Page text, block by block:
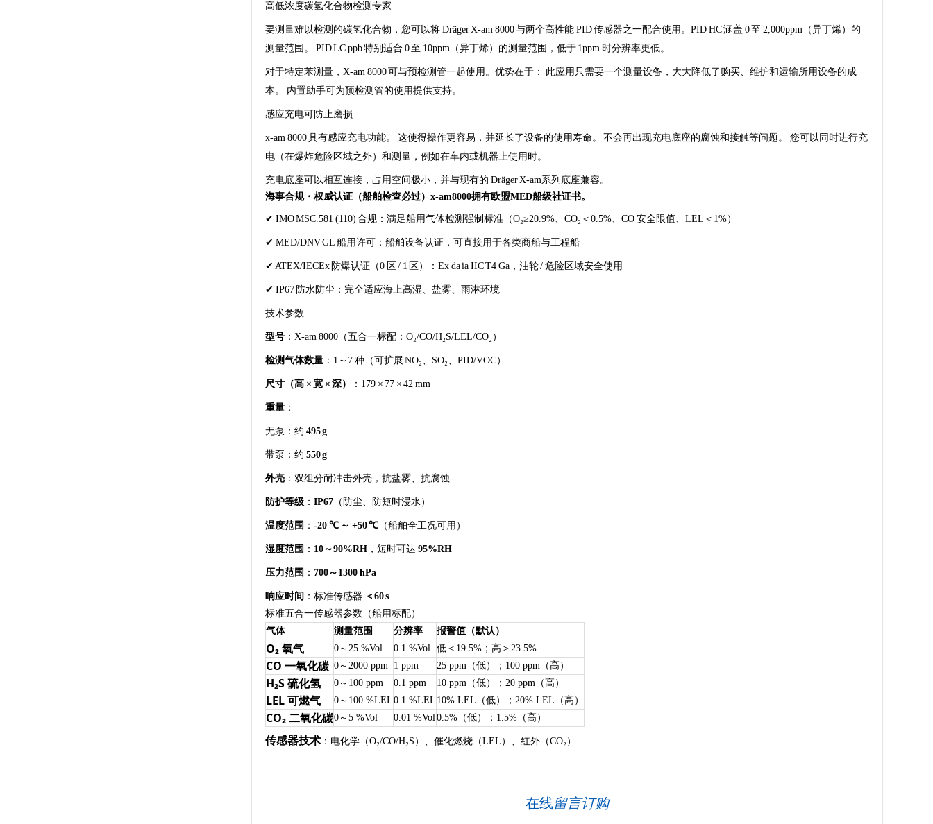
高低浓度碳氢化合物检测专家
要测量难以检测的碳氢化合物，您可以将 Dräger X-am 8000 与两个高性能 PID 传感器之一配合使用。PID HC 涵盖 0 至 2,000ppm（异丁烯）的
测量范围。 PID LC ppb 特别适合 0 至 10ppm（异丁烯）的测量范围，低于 1ppm 时分辨率更低。
对于特定苯测量，X-am 8000 可与预检测管一起使用。优势在于： 此应用只需要一个测量设备，大大降低了购买、维护和运输所用设备的成
本。 内置助手可为预检测管的使用提供支持。
感应充电可防止磨损
x-am 8000 具有感应充电功能。 这使得操作更容易，并延长了设备的使用寿命。 不会再出现充电底座的腐蚀和接触等问题。 您可以同时进行充
电（在爆炸危险区域之外）和测量，例如在车内或机器上使用时。
充电底座可以相互连接，占用空间极小，并与现有的 Dräger X-am系列底座兼容。
海事合规・权威认证（船舶检查必过）x-am8000拥有欧盟MED船级社证书。
✔ IMO MSC.581 (110) 合规：满足船用气体检测强制标准（O₂≥20.9%、CO₂＜0.5%、CO 安全限值、LEL＜1%）
✔ MED/DNV GL 船用许可：船舶设备认证，可直接用于各类商船与工程船
✔ ATEX/IECEx 防爆认证（0 区 / 1 区）：Ex da ia IIC T4 Ga，油轮 / 危险区域安全使用
✔ IP67 防水防尘：完全适应海上高湿、盐雾、雨淋环境
技术参数
型号 ：X‑am 8000（五合一标配：O₂/CO/H₂S/LEL/CO₂）
检测气体数量 ：1～7 种（可扩展 NO₂、SO₂、PID/VOC）
尺寸（高 × 宽 × 深） ：179 × 77 × 42 mm
重量 ：
无泵：约 495 g
带泵：约 550 g
外壳 ：双组分耐冲击外壳，抗盐雾、抗腐蚀
防护等级 ： IP67 （防尘、防短时浸水）
温度范围 ： -20 ℃ ～ +50 ℃ （船舶全工况可用）
湿度范围 ： 10～90%RH ，短时可达 95%RH
压力范围 ： 700～1300 hPa
响应时间 ：标准传感器 ＜60 s
标准五合一传感器参数（船用标配）
气体
测量范围 分辨率 报警值（默认）
O₂ 氧气 0～25 %Vol 0.1 %Vol 低＜19.5%；高＞23.5%
CO 一氧化碳 0～2000 ppm 1 ppm 25 ppm（低）；100 ppm（高）
H₂S 硫化氢 0～100 ppm 0.1 ppm 10 ppm（低）；20 ppm（高）
LEL 可燃气 0～100 %LEL0.1 %LEL 10% LEL（低）；20% LEL（高）
CO₂ 二氧化碳0～5 %Vol 0.01 %Vol0.5%（低）；1.5%（高）
传感器技术 ：电化学（O₂/CO/H₂S）、催化燃烧（LEL）、红外（CO₂）
在线留言订购